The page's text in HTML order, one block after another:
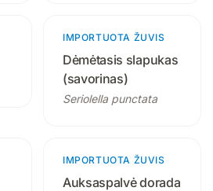
IMPORTUOTA ŽUVIS
Dėmėtasis slapukas
(savorinas)
Seriolella punctata
1 produktas
IMPORTUOTA ŽUVIS
Auksaspalvė dorada